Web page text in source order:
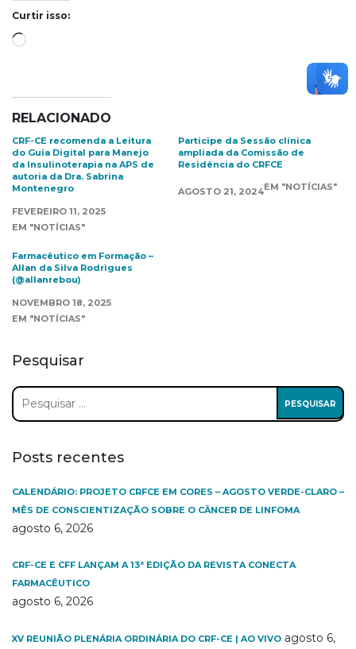
Curtir isso:
Carregando...
RELACIONADO
CRF-CE recomenda a Leitura
do Guia Digital para Manejo
da Insulinoterapia na APS de
autoria da Dra. Sabrina
Montenegro
FEVEREIRO 11, 2025
EM "NOTÍCIAS"
Participe da Sessão clínica
ampliada da Comissão de
Residência do CRFCE
AGOSTO 21, 2024EM "NOTÍCIAS"
Farmacêutico em Formação –
Allan da Silva Rodrigues
(@allanrebou)
NOVEMBRO 18, 2025
EM "NOTÍCIAS"
Pesquisar
Pesquisar
por:
Posts recentes
CALENDÁRIO: PROJETO CRFCE EM CORES – AGOSTO VERDE-CLARO –
MÊS DE CONSCIENTIZAÇÃO SOBRE O CÂNCER DE LINFOMA
agosto 6, 2026
CRF-CE E CFF LANÇAM A 13ª EDIÇÃO DA REVISTA CONECTA
FARMACÊUTICO
agosto 6, 2026
XV REUNIÃO PLENÁRIA ORDINÁRIA DO CRF-CE | AO VIVO agosto 6,